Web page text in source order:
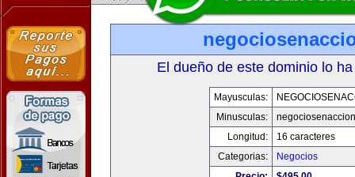
El dueño de este dominio lo
Mayusculas:
Minusculas:
Longitud:
16 caracteres
Categorias:
Negocios